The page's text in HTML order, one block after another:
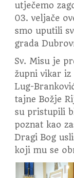
utječemo
03. veljače
smo uputili
grada
Sv. Misu je
župni vikar iz
Lug-
tajne Božje
su pristupili
poznat kao
Dragi Bog
koji mu se